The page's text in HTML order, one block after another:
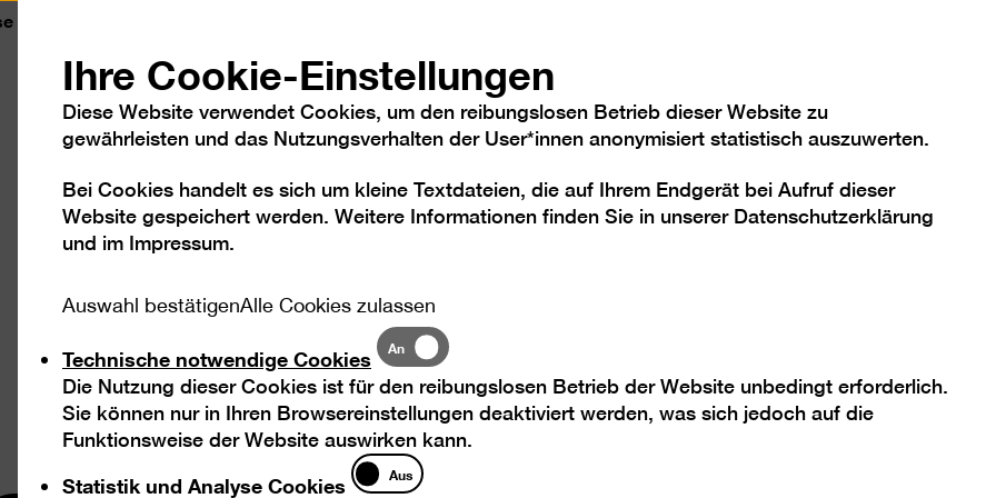
Besuch Ausstellungen Programme Sammlung Berlinische Galerie
Ihre Cookie-Einstellungen
Diese Website verwendet Cookies, um den reibungslosen Betrieb dieser Website zu
gewährleisten und das Nutzungsverhalten der User*innen anonymisiert statistisch auszuwerten.
Bei Cookies handelt es sich um kleine Textdateien, die auf Ihrem Endgerät bei Aufruf dieser
Website gespeichert werden. Weitere Informationen finden Sie in unserer Datenschutzerklärung
und im Impressum.
Auswahl bestätigenAlle Cookies zulassen
Technische notwendige Cookies
Technische
notwendige
Cookies
An
Die Nutzung dieser Cookies ist für den reibungslosen Betrieb der Website unbedingt erforderlich.
Sie können nur in Ihren Browsereinstellungen deaktiviert werden, was sich jedoch auf die
Funktionsweise der Website auswirken kann.
Statistik und Analyse Cookies
Statistik
und
Aus